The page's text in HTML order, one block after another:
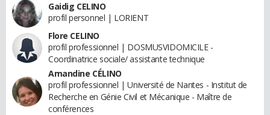
Gaidig CELINO
profil personnel | LORIENT
Flore CELINO
profil professionnel | DOSMUSVIDOMICILE -
Coordinatrice sociale/ assistante technique
Amandine CÉLINO
profil professionnel | Université de Nantes - Institut de
Recherche en Génie Civil et Mécanique - Maître de
conférences